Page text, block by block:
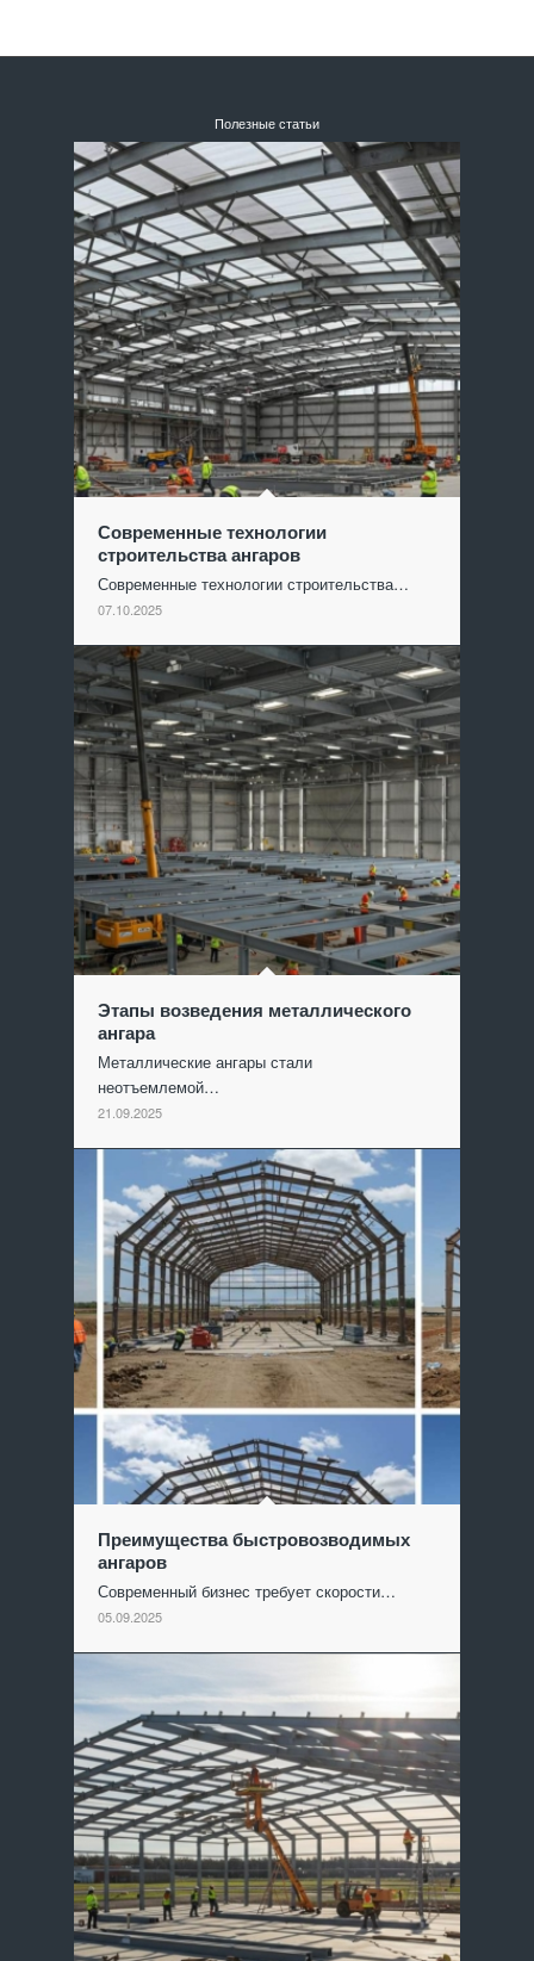
Полезные статьи
Современные технологии
строительства ангаров
Современные технологии строительства…
07.10.2025
Этапы возведения металлического
ангара
Металлические ангары стали
неотъемлемой…
21.09.2025
Преимущества быстровозводимых
ангаров
Современный бизнес требует скорости…
05.09.2025